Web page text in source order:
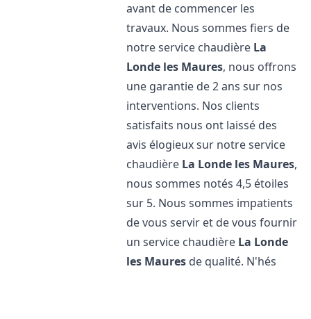
avant de commencer les
travaux. Nous sommes fiers de
notre service chaudière La
Londe les Maures, nous offrons
une garantie de 2 ans sur nos
interventions. Nos clients
satisfaits nous ont laissé des
avis élogieux sur notre service
chaudière La Londe les Maures,
nous sommes notés 4,5 étoiles
sur 5. Nous sommes impatients
de vous servir et de vous fournir
un service chaudière La Londe
les Maures de qualité. N'hés